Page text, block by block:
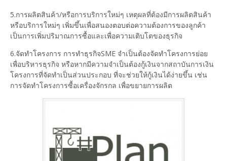
5.การผลิตสินค้า/หรือการบริการใหม่ๆ เหตุผลที่ต้องมีการผลิตสินค้า
หรือบริการใหม่ๆ เพิ่มขึ้นเพื่อสนองตอบต่อความต้องการของลูกค้า
เป็นการเพิ่มปริมาณการซื้อและเพื่อความเติบโตของธุรกิจ
6.จัดทำโครงการ การทำธุรกิจSME จำเป็นต้องจัดทำโครงการย่อย
เพื่อบริหารธุรกิจ หรือหากมีความจำเป็นต้องกู้เงินจากสถาบันการเงิน
โครงการที่จัดทำเป็นส่วนประกอบ ที่จะช่วยให้กู้เงินได้ง่ายขึ้น เช่น
การจัดทำโครงการซื้อเครื่องจักรกล เพื่อขยายการผลิต